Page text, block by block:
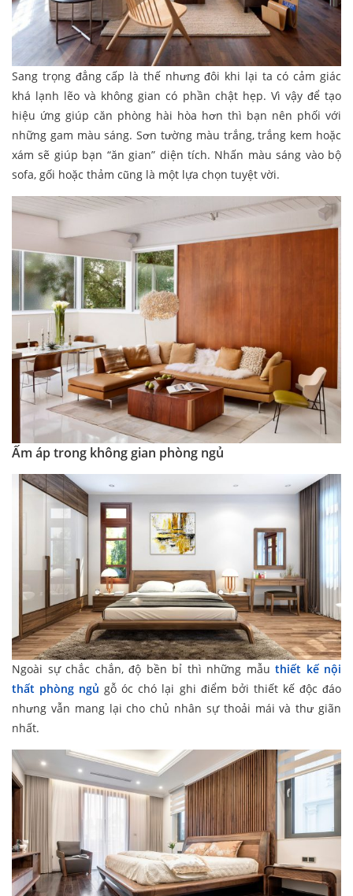
Sang trọng đẳng cấp là thế nhưng đôi khi lại ta có cảm giác
khá lạnh lẽo và không gian có phần chật hẹp. Vì vậy để tạo
hiệu ứng giúp căn phòng hài hòa hơn thì bạn nên phối với
những gam màu sáng. Sơn tường màu trắng, trắng kem hoặc
xám sẽ giúp bạn “ăn gian” diện tích. Nhấn màu sáng vào bộ
sofa, gối hoặc thảm cũng là một lựa chọn tuyệt vời.
Ấm áp trong không gian phòng ngủ
Ngoài sự chắc chắn, độ bền bỉ thì những mẫu thiết kế nội
thất phòng ngủgỗ óc chó lại ghi điểm bởi thiết kế độc đáo
nhưng vẫn mang lại cho chủ nhân sự thoải mái và thư giãn
nhất.